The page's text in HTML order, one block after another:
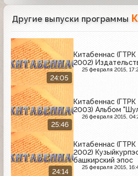
Другие выпуски программы
24:05
Китабеннас
2002)
25 февраля 2015,
25:46
Китабеннас
2003) Альбом
26 февраля 2015,
24:14
Китабеннас
2002)
башкирский эпос
25 февраля 2015,